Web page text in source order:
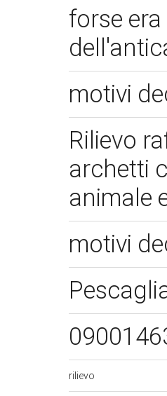
forse
motivi
Rilievo
archetti
animale
motivi
rilievo